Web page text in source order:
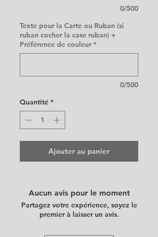
0/500
Texte pour la Carte ou Ruban (si
ruban cocher la case ruban) +
Préférence de couleur *
0/500
Quantité *
Ajouter au panier
Aucun avis pour le moment
Partagez votre expérience, soyez le
premier à laisser un avis.